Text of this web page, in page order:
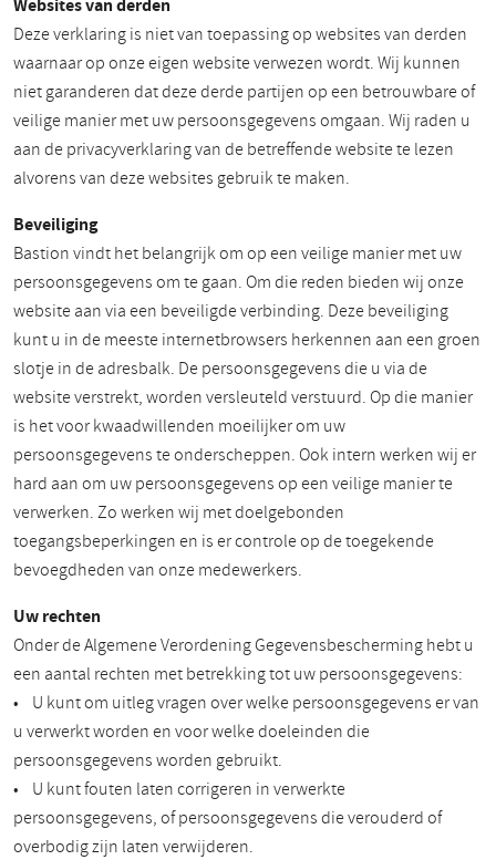
Websites van derden
Deze verklaring is niet van toepassing op websites van derden
waarnaar op onze eigen website verwezen wordt. Wij kunnen
niet garanderen dat deze derde partijen op een betrouwbare of
veilige manier met uw persoonsgegevens omgaan. Wij raden u
aan de privacyverklaring van de betreffende website te lezen
alvorens van deze websites gebruik te maken.
Beveiliging
Bastion vindt het belangrijk om op een veilige manier met uw
persoonsgegevens om te gaan. Om die reden bieden wij onze
website aan via een beveiligde verbinding. Deze beveiliging
kunt u in de meeste internetbrowsers herkennen aan een groen
slotje in de adresbalk. De persoonsgegevens die u via de
website verstrekt, worden versleuteld verstuurd. Op die manier
is het voor kwaadwillenden moeilijker om uw
persoonsgegevens te onderscheppen. Ook intern werken wij er
hard aan om uw persoonsgegevens op een veilige manier te
verwerken. Zo werken wij met doelgebonden
toegangsbeperkingen en is er controle op de toegekende
bevoegdheden van onze medewerkers.
Uw rechten
Onder de Algemene Verordening Gegevensbescherming hebt u
een aantal rechten met betrekking tot uw persoonsgegevens:
• U kunt om uitleg vragen over welke persoonsgegevens er van
u verwerkt worden en voor welke doeleinden die
persoonsgegevens worden gebruikt.
• U kunt fouten laten corrigeren in verwerkte
persoonsgegevens, of persoonsgegevens die verouderd of
overbodig zijn laten verwijderen.